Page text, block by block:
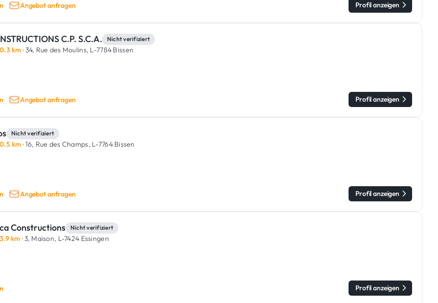
Angebot anfragen Profil anzeigen
C.P. S.C.A. Nicht verifiziert
0.3 km · 34, Rue des Moulins, L-7784 Bissen
Angebot anfragen Profil anzeigen
Nicht verifiziert
0.5 km · 16, Rue des Champs, L-7764 Bissen
Angebot anfragen Profil anzeigen
Constructions Nicht verifiziert
3.9 km · 3, Maison, L-7424 Essingen
Profil anzeigen